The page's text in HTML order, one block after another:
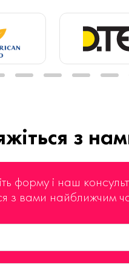
з
форму і наш
з вами найближчим